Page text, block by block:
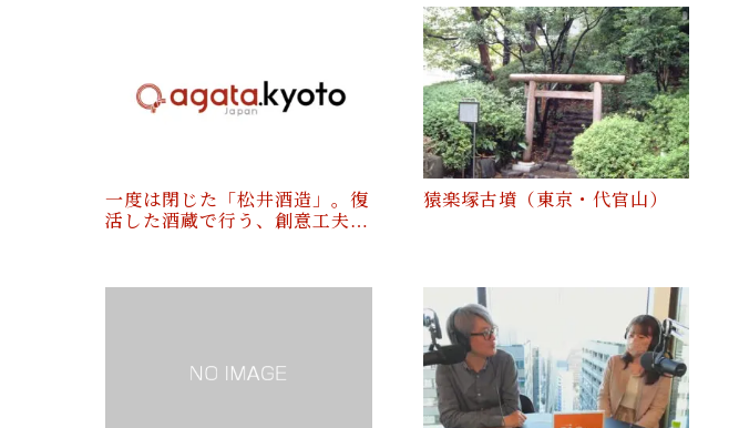
一度は閉じた「松井酒造」。復
活した酒蔵で行う、創意工夫…
猿楽塚古墳（東京・代官山）